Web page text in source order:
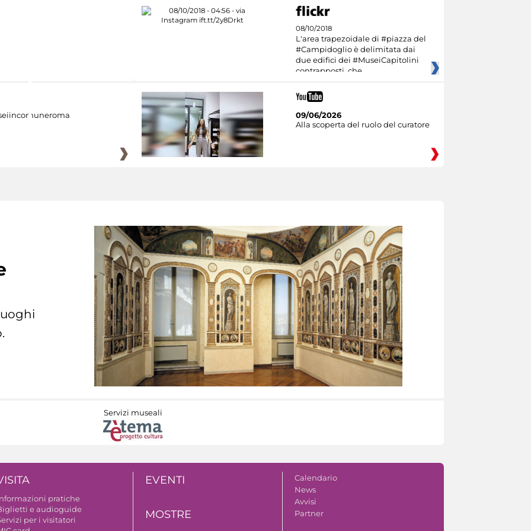
08/10/2018
L'area trapezoidale di #piazza del
#Campidoglio è delimitata dai
due edifici dei #MuseiCapitolini
contrapposti, che
09/06/2026
Alla scoperta del ruolo del curatore
Servizi museali
pratiche
e audioguide
per i visitatori
EVENTI
MOSTRE
Calendario
News
Avvisi
Partner